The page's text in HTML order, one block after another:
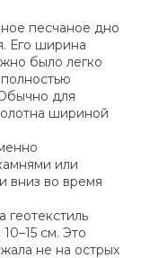
песчаное дно
Его ширина
было легко
для
шириной
или
вниз во время
геотекстиль
см. Это
не на острых